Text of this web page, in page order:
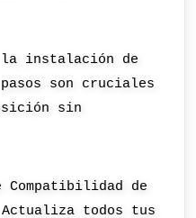
la instalación de
son cruciales
sin
de
todos tus